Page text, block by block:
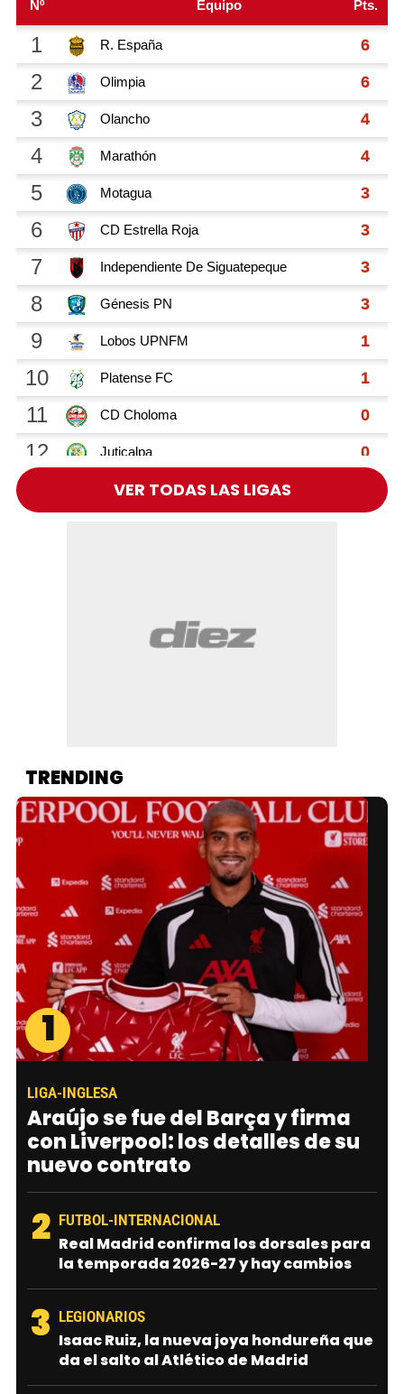
VER TODAS LAS LIGAS
TRENDING
1
LIGA-INGLESA
Araújo se fue del Barça y firma
con Liverpool: los detalles de su
nuevo contrato
2 FUTBOL-INTERNACIONAL
Real Madrid confirma los dorsales para
la temporada 2026-27 y hay cambios
3 LEGIONARIOS
Isaac Ruiz, la nueva joya hondureña que
da el salto al Atlético de Madrid